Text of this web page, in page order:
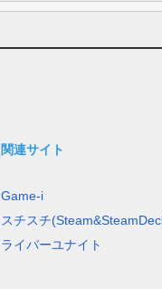
関連サイト
Game-i
スチスチ
ライバーユナイト